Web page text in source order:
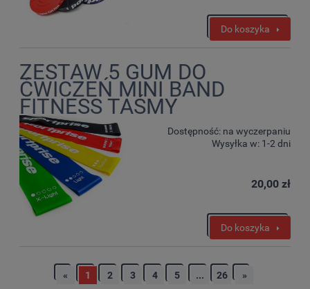
Do koszyka
ZESTAW 5 GUM DO
ĆWICZEŃ MINI BAND
FITNESS TAŚMY
Dostępność: na wyczerpaniu
Wysyłka w: 1-2 dni
20,00 zł
Do koszyka
« 1 2 3 4 5 ... 26 »